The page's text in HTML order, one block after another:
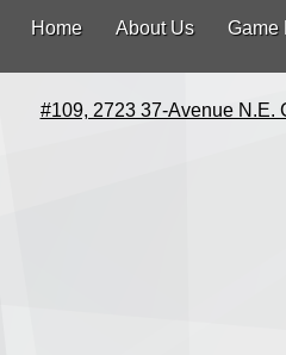
Home About Us Game
#109, 2723 37-Avenue N.E.